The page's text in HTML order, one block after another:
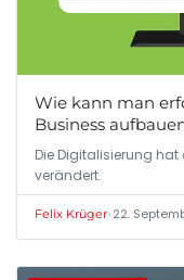
Wie kann man
Business
Die Digitalisierung
verändert.
Felix Krüger•22.